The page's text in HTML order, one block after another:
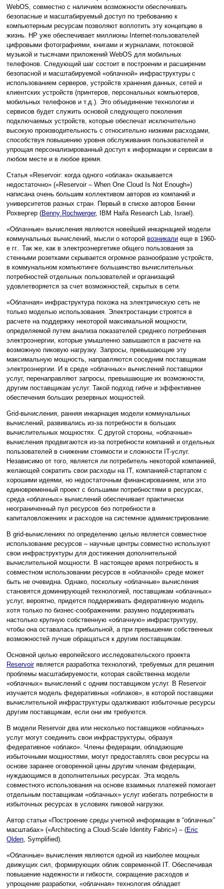
WebOS, совместно с наличием возможности обеспечивать
безопасные и масштабируемый доступ по требованию к
компьютерным ресурсам позволяют воплотить эту концепцию в
жизнь. HP уже обеспечивает миллионы Internet-пользователей
цифровыми фотографиями, книгами и журналами, потоковой
музыкой и тысячами приложений WebOS для мобильных
телефонов. Следующий шаг состоит в построении и расширении
безопасной и масштабируемой «облачной» инфраструктуры с
использованием серверов, устройств хранения данных, сетей и
клиентских устройств (принтеров, персональных компьютеров,
мобильных телефонов и т.д.). Это объединение технологии и
сервисов будет служить основой следующего поколения
подключаемых устройств, которые обеспечат исключительно
высокую производительность с относительно низкими расходами,
способствуя повышению уровня обслуживания пользователей и
упрощая персонализированный доступ к информации и сервисам в
любом месте и в любое время.
Статья «Reservoir: когда одного «облака» оказывается
недостаточно» («Reservoir – When One Cloud Is Not Enough»)
написана очень большим коллективом авторов из компаний и
университетов разных стран. Первый в списке авторов Бенни
Рохвергер (Benny Rochwerger, IBM Haifa Research Lab, Israel).
«Облачные» вычисления являются новейшей инкарнацией модели
коммунальных вычислений, мысли о которой возникали еще в 1960-
е гг.. Так же, как в электроэнергетике общего пользования за
стенными розетками скрывается огромное разнообразие устройств,
в коммунальном компьютинге большинство вычислительных
потребностей отдельных пользователей и организаций
удовлетворяется за счет возможностей, скрытых в сети.
«Облачная» инфраструктура похожа на электрическую сеть не
только моделью использования. Электростанции строятся в
расчете на поддержку некоторой максимальной мощности,
определяемой путем анализа показателей среднего потребления
электроэнергии, которые умышленно завышаются в расчете на
возможную пиковую нагрузку. Запросы, превышающие эту
максимальную мощность, направляются соседним поставщикам
электроэнергии. И в среде «облачных» вычислений поставщики
услуг, перенаправляют запросы, превышающие их возможности,
другим поставщикам услуг. Такой подход гибче и эффективнее
обеспечения больших резервных мощностей.
Grid-вычисления, ранняя инкарнация модели коммунальных
вычислений, развивались из-за потребности в больших
вычислительных мощностях. С другой стороны, «облачные»
вычисления продвигаются из-за потребности компаний и отдельных
пользователей в снижении стоимости и сложности IT-услуг.
Независимо от того, является ли потребитель некоторой компанией,
желающей сократить свои расходы на IT, компанией-стартапом с
хорошими идеями, но недостаточным финансированием, или это
единовременный проект с большими потребностями в ресурсах,
среда «облачных» вычислений обеспечивает практически
неограниченный пул ресурсов без потребности в
капиталовложениях и расходов на системное администрирование.
В grid-вычислениях по определению целью является совместное
использование ресурсов – научные центры совместно используют
свои инфраструктуры для достижения дополнительной
вычислительной мощности. В настоящее время потребность в
совместном использовании ресурсов в «облачной» среде может
быть не очевидна. Однако, поскольку «облачные» вычисления
становятся доминирующей технологией, поставщикам «облачных»
услуг, вероятно, придется поддерживать федеративную модель
хотя только по бизнес-соображениям: разумно поддерживать
настолько крупную собственную «облачную» инфраструктуру,
чтобы она оставалась прибыльной, а при превышении собственных
возможностей лучше обращаться к другим поставщикам.
Основной целью европейского исследовательского проекта
Reservoirявляется разработка технологий, требуемых для решения
проблемы масштабируемости, которая свойственна модели
«облачных» вычислений с одним поставщиком услуг. В Reservoir
изучается модель федеративных «облаков», в которой поставщики
вычислительной инфраструктуры одалживают избыточные ресурсы
другим поставщикам, если они им требуются.
В модели Reservoir два или несколько поставщиков «облачных»
услуг могут соединить свои инфраструктуры, образуя
федеративное «облако». Члены федерации, обладающие
избыточными мощностями, могут предоставлять свои ресурсы на
основе заранее оговоренной цены другим членам федерации,
нуждающимся в дополнительных ресурсах. Эта модель
совместного использования на основе взаимных платежей помогает
отдельным поставщикам «облачных» услуг избегать потребности в
избыточных ресурсах в условиях пиковой нагрузки.
Автор статьи «Построение среды учетной информации в “облачных”
масштабах» («Architecting a Cloud-Scale Identity Fabric») – (Eric
Olden, Symplified).
«Облачные» вычисления являются одной из наиболее мощных
движущих сил, формирующих облик современной IT. Обеспечивая
повышение надежности и гибкости, сокращение расходов и
упрощение разработки, «облачная» технология обладает